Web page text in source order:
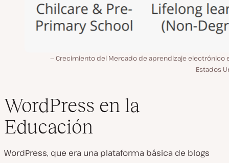
Crecimiento del Mercado de aprendizaje electrónico
Estados
WordPress en la
Educación
WordPress, que era una plataforma básica de blogs